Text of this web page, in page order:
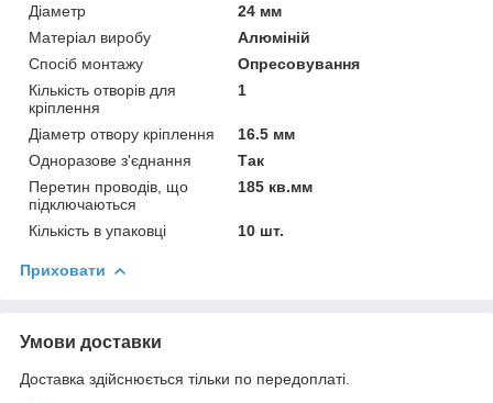
Діаметр
24 мм
Матеріал виробу
Алюміній
Спосіб монтажу
Опресовування
Кількість отворів для
кріплення
1
Діаметр отвору кріплення
16.5 мм
Одноразове з'єднання
Так
Перетин проводів, що
підключаються
185 кв.мм
Кількість в упаковці 10 шт.
Приховати
Умови доставки
Доставка здійснюється тільки по передоплаті.